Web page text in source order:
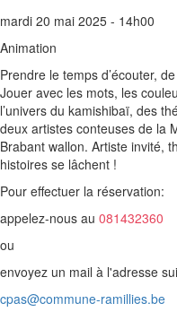
mardi 20 mai 2025 - 14h00
Animation
Prendre le temps d’écouter,
Jouer avec les mots, les
l’univers du kamishibaï, des
deux artistes conteuses de la
Brabant wallon. Artiste invité,
histoires se lâchent !
Pour effectuer la réservation:
appelez-nous au 081432360
ou
envoyez un mail à l'adresse
cpas@commune-ramillies.be